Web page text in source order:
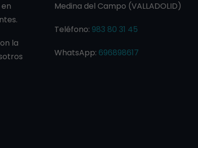
la
Medina del Campo (VALLADOLID)
Teléfono: 983 80 31 45
WhatsApp: 696898617